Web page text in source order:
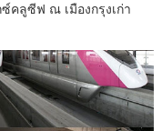
คลูซีฟ ณ เมืองกรุงเก่า